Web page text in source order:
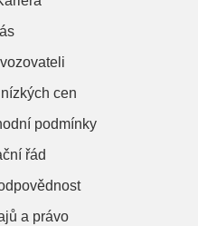
cen
podmínky
řád
a právo